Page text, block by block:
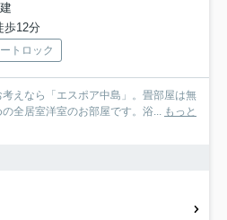
歩12分
トロック
えなら「エスポア中島」。畳部屋は無
全居室洋室のお部屋です。浴... もっと